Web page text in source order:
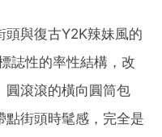
頭與復古Y2K辣妹風的
誌性的率性結構，改
圓滾滾的橫向圓筒包
點街頭時髦感，完全是